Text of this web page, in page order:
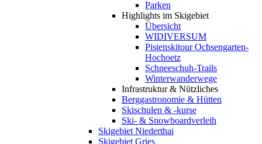
Parken
Highlights im Skigebiet
Übersicht
WIDIVERSUM
Pistenskitour Ochsengarten-
Hochoetz
Schneeschuh-Trails
Winterwanderwege
Infrastruktur & Nützliches
Berggastronomie & Hütten
Skischulen & -kurse
Ski- & Snowboardverleih
Skigebiet Niederthai
Skigebiet Gries